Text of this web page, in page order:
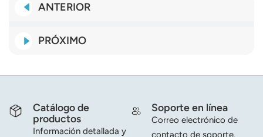
ANTERIOR
PRÓXIMO
Catálogo de
productos
Información detallada y
Soporte en línea
Correo electrónico de
contacto de soporte.